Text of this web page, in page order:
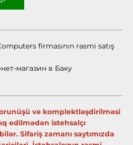
firmasının rəsmi satış
магазин в Баку
və komplektləşdirilməsi
edilmədən istehsalçı
Sifariş zamanı saytımızda